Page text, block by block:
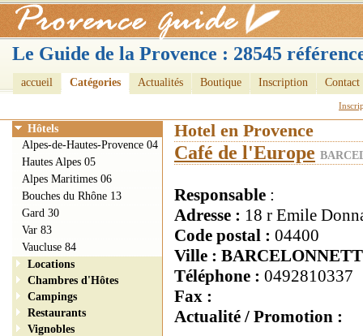
Le Guide de la Provence : 28545
accueil Catégories Actualités Boutique Inscription Contact
Hotel en Provence
Café de l'Europe
Responsable :
Adresse : 18 r Emile
Code postal : 04400
Ville :
Téléphone : 0492810337
Fax :
Actualité / Promotion :
Hôtels
Alpes-de-Hautes-Provence 04
Hautes Alpes 05
Alpes Maritimes 06
Bouches du Rhône 13
Gard 30
Var 83
Vaucluse 84
Locations
Chambres d'Hôtes
Campings
Restaurants
Vignobles